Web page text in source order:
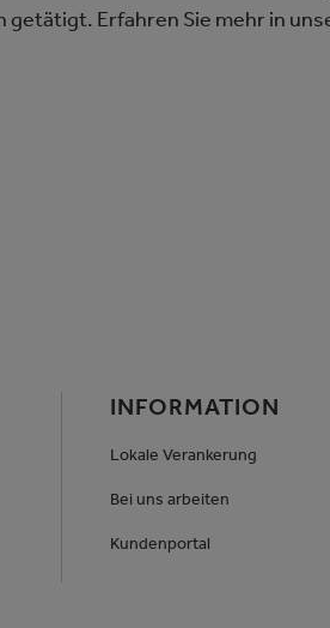
Erfahren Sie mehr in
INFORMATION
Lokale Verankerung
Bei uns arbeiten
Kundenportal